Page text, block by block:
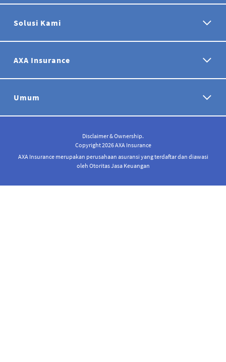
Solusi Kami
AXA Insurance
Umum
Disclaimer & Ownership.
Copyright 2026 AXA Insurance
AXA Insurance merupakan perusahaan asuransi yang terdaftar dan diawasi
oleh Otoritas Jasa Keuangan